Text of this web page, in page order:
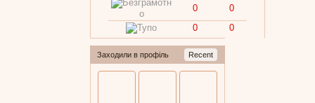
0
0
0
0
Заходили в профіль Recent